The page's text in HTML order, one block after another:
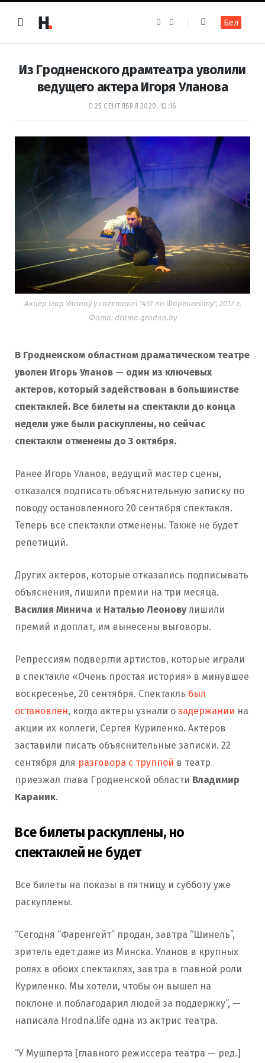
e
o
k
t
r
a
m
Бел
Из Гродненского драмтеатра уволили
ведущего актера Игоря Уланова
25 СЕНТЯБРЯ 2020, 12:16
Акцёр Ігар Уланаў у спектаклі "451 по Фаренгейту", 2017 г.
Фота: drama.grodno.by
В Гродненском областном драматическом театре
уволен Игорь Уланов — один из ключевых
актеров, который задействован в большинстве
спектаклей. Все билеты на спектакли до конца
недели уже были раскуплены, но сейчас
спектакли отменены до 3 октября.
Ранее Игорь Уланов, ведущий мастер сцены,
отказался подписать объяснительную записку по
поводу остановленного 20 сентября спектакля.
Теперь все спектакли отменены. Также не будет
репетиций.
Других актеров, которые отказались подписывать
объяснения, лишили премии на три месяца.
Василия Минича и Наталью Леоновулишили
премий и доплат, им вынесены выговоры.
Репрессиям подвергли артистов, которые играли
в спектакле «Очень простая история» в минувшее
воскресенье, 20 сентября. Спектакль был
остановлен, когда актеры узнали о задержании на
акции их коллеги, Сергея Куриленко. Актеров
заставили писать объяснительные записки. 22
сентября для разговора с труппой в театр
приезжал глава Гродненской области Владимир
Караник.
Все билеты раскуплены, но
спектаклей не будет
Все билеты на показы в пятницу и субботу уже
раскуплены.
“Сегодня “Фаренгейт” продан, завтра “Шинель”,
зритель едет даже из Минска. Уланов в крупных
ролях в обоих спектаклях, завтра в главной роли
Куриленко. Мы хотели, чтобы он вышел на
поклоне и поблагодарил людей за поддержку”, —
написала Hrodna.life одна из актрис театра.
“У Мушперта [главного режиссера театра — ред.]